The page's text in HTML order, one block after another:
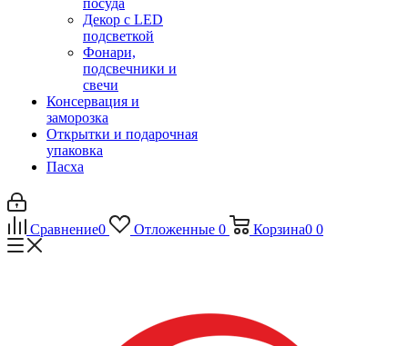
посуда
Декор с LED
подсветкой
Фонари,
подсвечники и
свечи
Консервация и
заморозка
Открытки и подарочная
упаковка
Пасха
Сравнение0 Отложенные 0 Корзина0 0